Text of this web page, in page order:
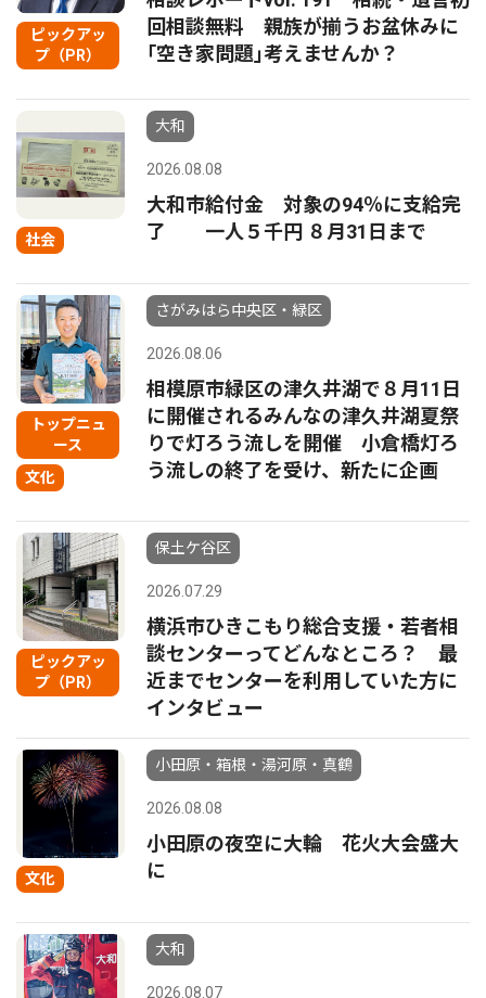
ピックアッ
プ（PR）
回相談無料 親族が揃うお盆休みに
｢空き家問題｣考えませんか？
社会
大和
2026.08.08
大和市給付金 対象の94％に支給完
了 一人５千円 ８月31日まで
トップニュ
ース
文化
さがみはら中央区・緑区
2026.08.06
相模原市緑区の津久井湖で８月11日
に開催されるみんなの津久井湖夏祭
りで灯ろう流しを開催 小倉橋灯ろ
う流しの終了を受け、新たに企画
ピックアッ
プ（PR）
保土ケ谷区
2026.07.29
横浜市ひきこもり総合支援・若者相
談センターってどんなところ？ 最
近までセンターを利用していた方に
インタビュー
文化
小田原・箱根・湯河原・真鶴
2026.08.08
小田原の夜空に大輪 花火大会盛大
に
大和
2026.08.07